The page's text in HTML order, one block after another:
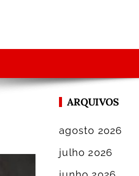
ARQUIVOS
agosto 2026
julho 2026